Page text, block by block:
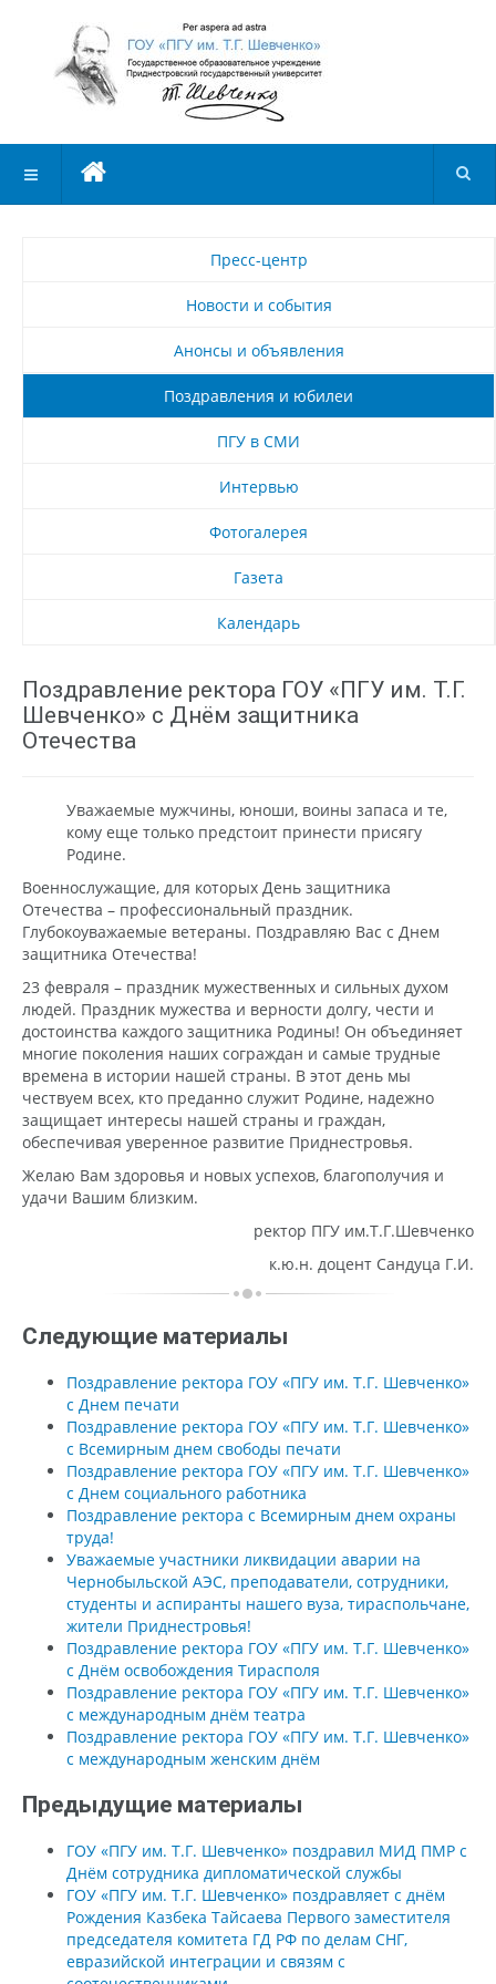
Пресс-центр
Новости и события
Анонсы и объявления
Поздравления и юбилеи
ПГУ в СМИ
Интервью
Фотогалерея
Газета
Календарь
Поздравление ректора ГОУ «ПГУ им. Т.Г.
Шевченко» с Днём защитника
Отечества
Уважаемые мужчины, юноши, воины запаса и те,
кому еще только предстоит принести присягу
Родине.
Военнослужащие, для которых День защитника
Отечества – профессиональный праздник.
Глубокоуважаемые ветераны. Поздравляю Вас с Днем
защитника Отечества!
23 февраля – праздник мужественных и сильных духом
людей. Праздник мужества и верности долгу, чести и
достоинства каждого защитника Родины! Он объединяет
многие поколения наших сограждан и самые трудные
времена в истории нашей страны. В этот день мы
чествуем всех, кто преданно служит Родине, надежно
защищает интересы нашей страны и граждан,
обеспечивая уверенное развитие Приднестровья.
Желаю Вам здоровья и новых успехов, благополучия и
удачи Вашим близким.
ректор ПГУ им.Т.Г.Шевченко
к.ю.н. доцент Сандуца Г.И.
Следующие материалы
Поздравление ректора ГОУ «ПГУ им. Т.Г. Шевченко»
с Днем печати
Поздравление ректора ГОУ «ПГУ им. Т.Г. Шевченко»
с Всемирным днем свободы печати
Поздравление ректора ГОУ «ПГУ им. Т.Г. Шевченко»
с Днем социального работника
Поздравление ректора с Всемирным днем охраны
труда!
Уважаемые участники ликвидации аварии на
Чернобыльской АЭС, преподаватели, сотрудники,
студенты и аспиранты нашего вуза, тираспольчане,
жители Приднестровья!
Поздравление ректора ГОУ «ПГУ им. Т.Г. Шевченко»
с Днём освобождения Тирасполя
Поздравление ректора ГОУ «ПГУ им. Т.Г. Шевченко»
с международным днём театра
Поздравление ректора ГОУ «ПГУ им. Т.Г. Шевченко»
с международным женским днём
Предыдущие материалы
ГОУ «ПГУ им. Т.Г. Шевченко» поздравил МИД ПМР с
Днём сотрудника дипломатической службы
ГОУ «ПГУ им. Т.Г. Шевченко» поздравляет с днём
Рождения Казбека Тайсаева Первого заместителя
председателя комитета ГД РФ по делам СНГ,
евразийской интеграции и связям с